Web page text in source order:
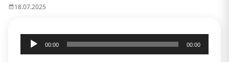
18.07.2025
Audio-
Player
00:00 00:00